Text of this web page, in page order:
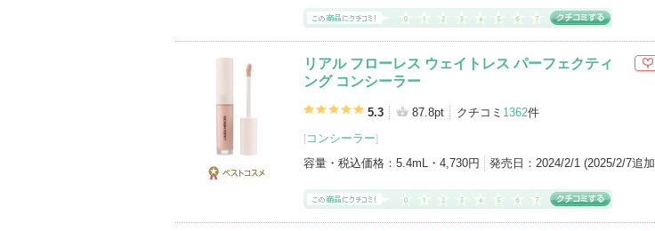
アイテムカテゴリを
リアル フローレス ウェイトレス パーフェクティ
ング コンシーラー
5.3 87.8pt クチコミ 1362件
[コンシーラー]
容量・税込価格： 5.4mL・4,730円 発売日： 2024/2/1 (2025/2/7追